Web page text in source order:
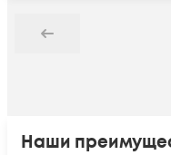
Назад
Наши